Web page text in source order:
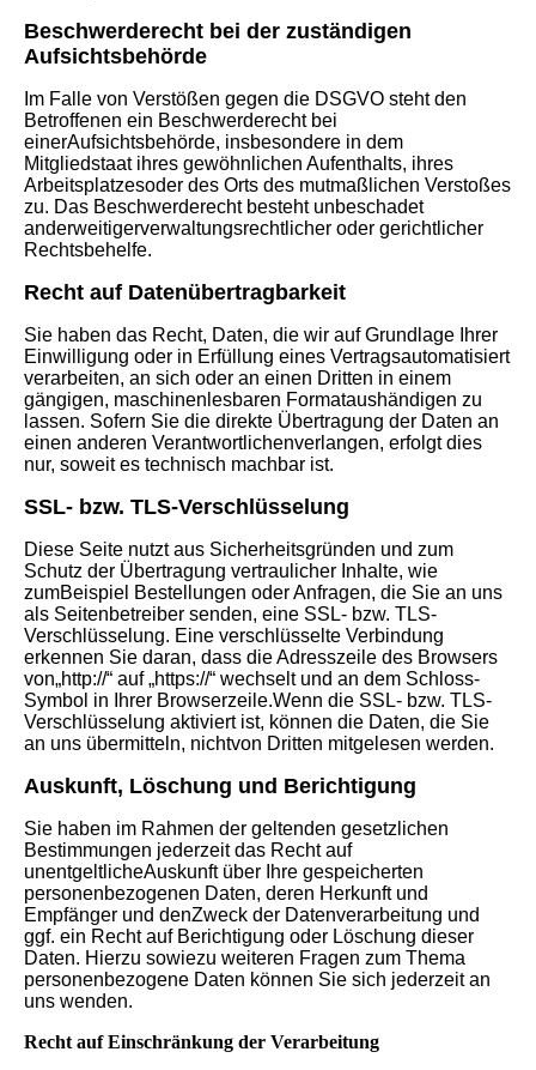
Beschwerderecht bei der zuständigen
Aufsichtsbehörde
Im Falle von Verstößen gegen die DSGVO steht den
Betroffenen ein Beschwerderecht bei
einerAufsichtsbehörde, insbesondere in dem
Mitgliedstaat ihres gewöhnlichen Aufenthalts, ihres
Arbeitsplatzesoder des Orts des mutmaßlichen Verstoßes
zu. Das Beschwerderecht besteht unbeschadet
anderweitigerverwaltungsrechtlicher oder gerichtlicher
Rechtsbehelfe.
Recht auf Datenübertragbarkeit
Sie haben das Recht, Daten, die wir auf Grundlage Ihrer
Einwilligung oder in Erfüllung eines Vertragsautomatisiert
verarbeiten, an sich oder an einen Dritten in einem
gängigen, maschinenlesbaren Formataushändigen zu
lassen. Sofern Sie die direkte Übertragung der Daten an
einen anderen Verantwortlichenverlangen, erfolgt dies
nur, soweit es technisch machbar ist.
SSL- bzw. TLS-Verschlüsselung
Diese Seite nutzt aus Sicherheitsgründen und zum
Schutz der Übertragung vertraulicher Inhalte, wie
zumBeispiel Bestellungen oder Anfragen, die Sie an uns
als Seitenbetreiber senden, eine SSL- bzw. TLS-
Verschlüsselung. Eine verschlüsselte Verbindung
erkennen Sie daran, dass die Adresszeile des Browsers
von„http://“ auf „https://“ wechselt und an dem Schloss-
Symbol in Ihrer Browserzeile.Wenn die SSL- bzw. TLS-
Verschlüsselung aktiviert ist, können die Daten, die Sie
an uns übermitteln, nichtvon Dritten mitgelesen werden.
Auskunft, Löschung und Berichtigung
Sie haben im Rahmen der geltenden gesetzlichen
Bestimmungen jederzeit das Recht auf
unentgeltlicheAuskunft über Ihre gespeicherten
personenbezogenen Daten, deren Herkunft und
Empfänger und denZweck der Datenverarbeitung und
ggf. ein Recht auf Berichtigung oder Löschung dieser
Daten. Hierzu sowiezu weiteren Fragen zum Thema
personenbezogene Daten können Sie sich jederzeit an
uns wenden.
Recht auf Einschränkung der Verarbeitung